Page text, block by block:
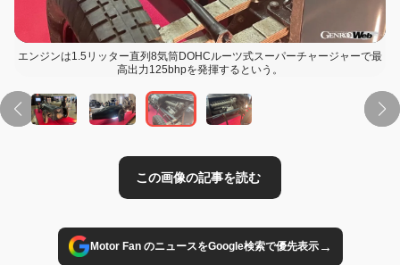
エンジンは1.5リッター直列8気筒DOHCルーツ式スーパーチャージャーで最
高出力125bhpを発揮するという。
この画像の記事を読む
Motor Fan のニュースをGoogle検索で優先表示→